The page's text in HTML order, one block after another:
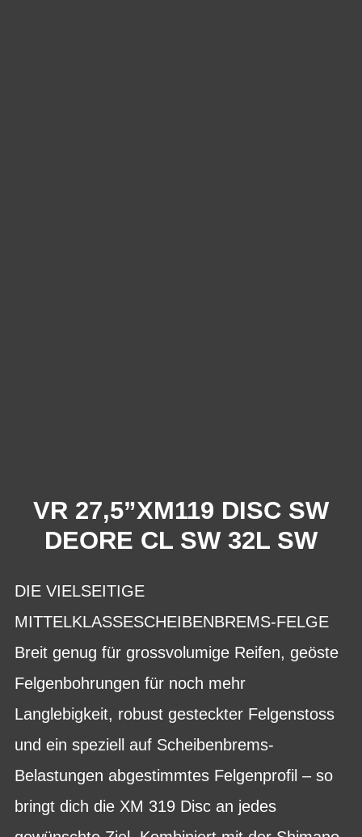
VR 27,5”XM119 DISC SW
DEORE CL SW 32L SW
DIE VIELSEITIGE
MITTELKLASSESCHEIBENBREMS-FELGE
Breit genug für grossvolumige Reifen, geöste
Felgenbohrungen für noch mehr
Langlebigkeit, robust gesteckter Felgenstoss
und ein speziell auf Scheibenbrems-
Belastungen abgestimmtes Felgenprofil – so
bringt dich die XM 319 Disc an jedes